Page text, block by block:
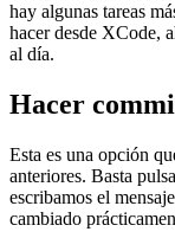
hay algunas tareas
hacer desde XCode,
al día.
Hacer
Esta es una opción
anteriores. Basta
escribamos el
cambiado